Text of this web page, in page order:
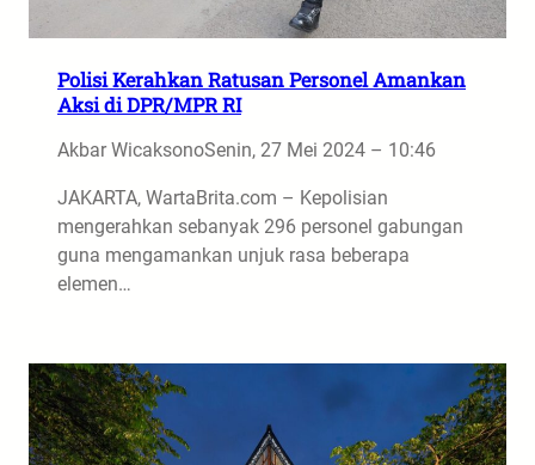
Polisi Kerahkan Ratusan Personel Amankan
Aksi di DPR/MPR RI
Akbar WicaksonoSenin, 27 Mei 2024 – 10:46
JAKARTA, WartaBrita.com – Kepolisian
mengerahkan sebanyak 296 personel gabungan
guna mengamankan unjuk rasa beberapa
elemen…